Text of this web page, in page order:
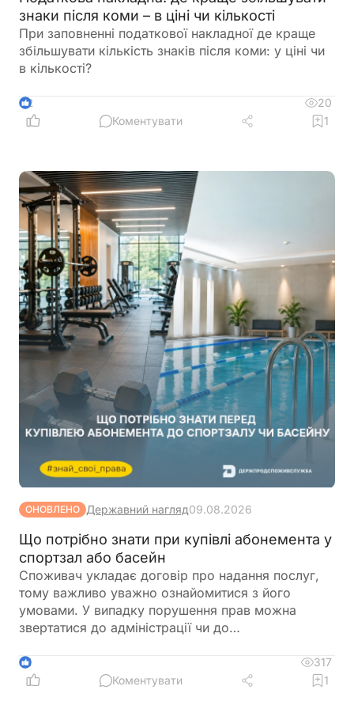
знаки після коми – в ціні чи кількості
При заповненні податкової накладної де краще
збільшувати кількість знаків після коми: у ціні чи
в кількості?
2
20
Коментувати
1
ОНОВЛЕНО Державний нагляд09.08.2026
Що потрібно знати при купівлі абонемента у
спортзал або басейн
Споживач укладає договір про надання послуг,
тому важливо уважно ознайомитися з його
умовами. У випадку порушення прав можна
звертатися до адміністрації чи до
1
317
Коментувати
1